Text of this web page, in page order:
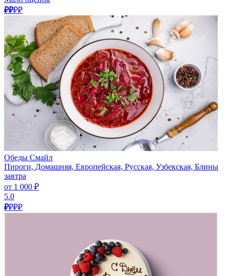
₽₽₽₽
Обеды Смайл
Пироги, Домашняя, Европейская, Русская, Узбекская, Блины
завтра
от 1 000 ₽
5.0
₽₽₽₽